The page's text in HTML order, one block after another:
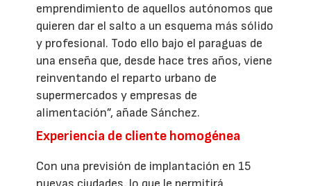
emprendimiento de aquellos autónomos que
quieren dar el salto a un esquema más sólido
y profesional. Todo ello bajo el paraguas de
una enseña que, desde hace tres años, viene
reinventando el reparto urbano de
supermercados y empresas de
alimentación”, añade Sánchez.
Experiencia de cliente homogénea
Con una previsión de implantación en 15